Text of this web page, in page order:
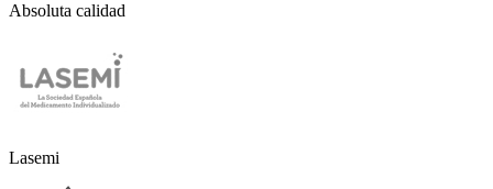
Absoluta calidad
Lasemi